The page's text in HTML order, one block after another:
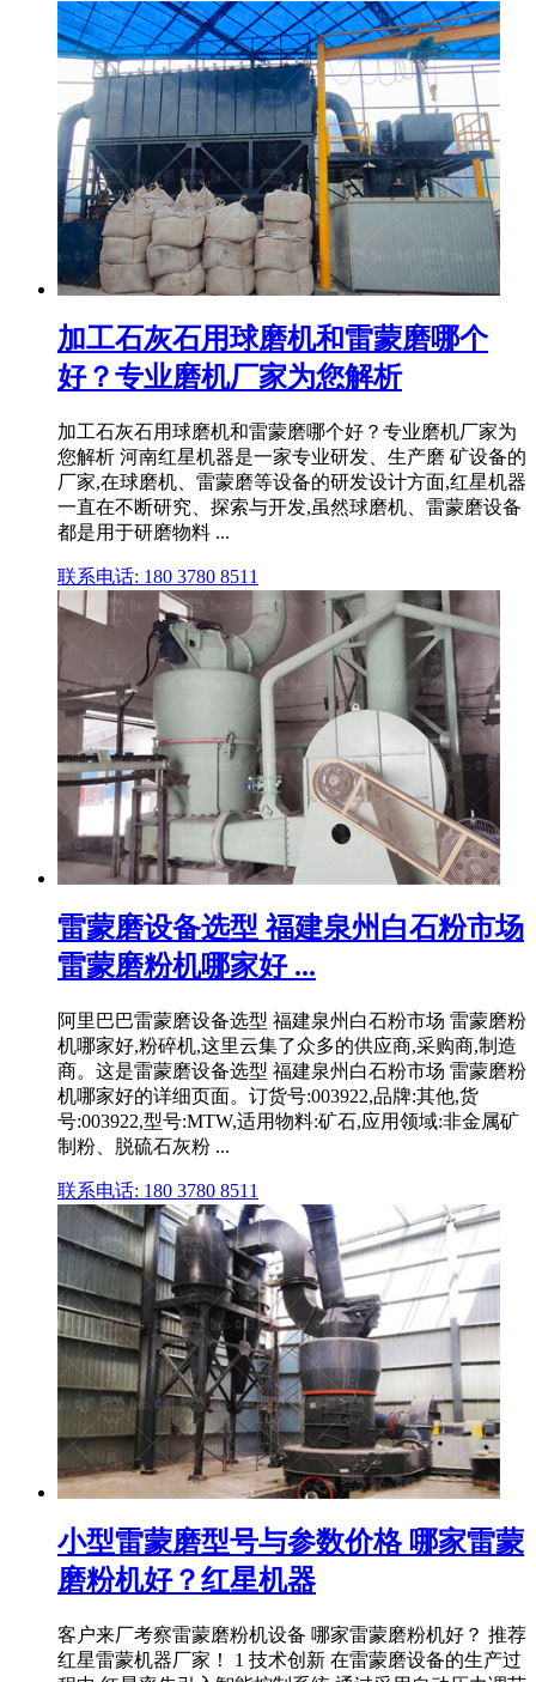
加工石灰石用球磨机和雷蒙磨哪个
好？专业磨机厂家为您解析
加工石灰石用球磨机和雷蒙磨哪个好？专业磨机厂家为
您解析 河南红星机器是一家专业研发、生产磨 矿设备的
厂家,在球磨机、雷蒙磨等设备的研发设计方面,红星机器
一直在不断研究、探索与开发,虽然球磨机、雷蒙磨设备
都是用于研磨物料 ...
联系电话: 180 3780 8511
雷蒙磨设备选型 福建泉州白石粉市场
雷蒙磨粉机哪家好 ...
阿里巴巴雷蒙磨设备选型 福建泉州白石粉市场 雷蒙磨粉
机哪家好,粉碎机,这里云集了众多的供应商,采购商,制造
商。这是雷蒙磨设备选型 福建泉州白石粉市场 雷蒙磨粉
机哪家好的详细页面。订货号:003922,品牌:其他,货
号:003922,型号:MTW,适用物料:矿石,应用领域:非金属矿
制粉、脱硫石灰粉 ...
联系电话: 180 3780 8511
小型雷蒙磨型号与参数价格 哪家雷蒙
磨粉机好？红星机器
客户来厂考察雷蒙磨粉机设备 哪家雷蒙磨粉机好？ 推荐
红星雷蒙机器厂家！ 1 技术创新 在雷蒙磨设备的生产过